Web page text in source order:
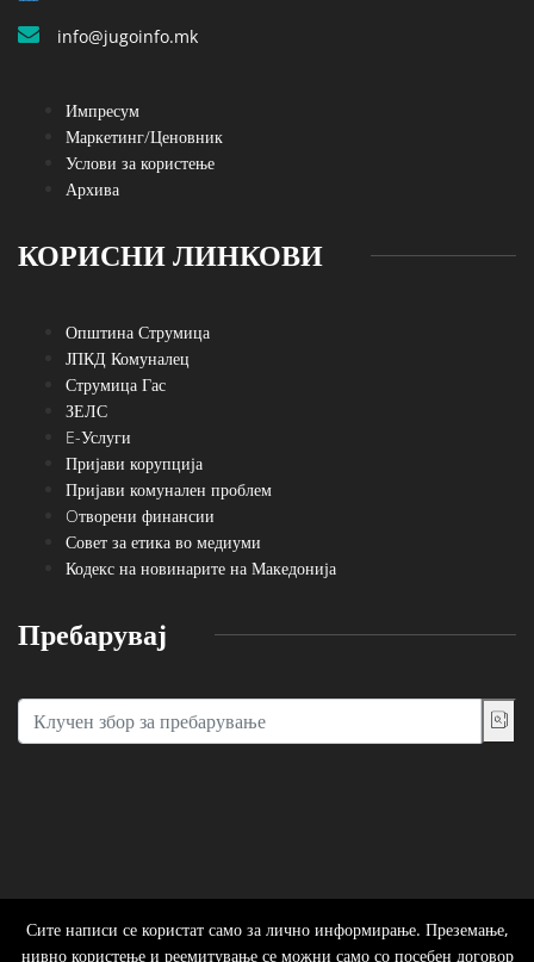
info@jugoinfo.mk
Импресум
Маркетинг/Ценовник
Услови за користење
Архива
КОРИСНИ ЛИНКОВИ
Општина Струмица
ЈПКД Комуналец
Струмица Гас
ЗЕЛС
E-Услуги
Пријави корупција
Пријави комунален проблем
Oтворени финансии
Совет за етика во медиуми
Кодекс на новинарите на Македонија
Пребарувај
Сите написи се користат само за лично информирање. Преземање,
нивно користење и реемитување се можни само со посебен договор